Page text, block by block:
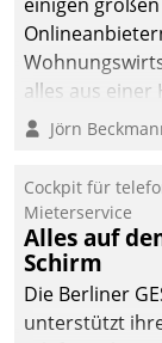
abgeben –
Uhr.
alles aus einer
Jörn
Cockpit für
Mieterservice
Alles auf
Schirm
Die Berliner
unterstützt